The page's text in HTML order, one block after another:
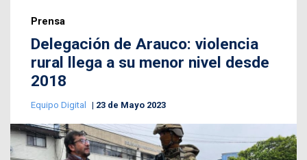
Prensa
Delegación de Arauco: violencia
rural llega a su menor nivel desde
2018
Equipo Digital 23 de Mayo 2023